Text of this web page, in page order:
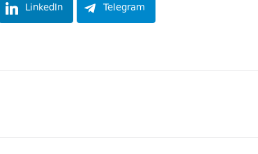
LinkedIn Telegram